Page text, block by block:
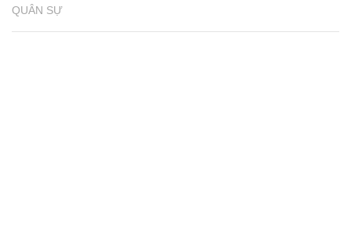
QUÂN SỰ